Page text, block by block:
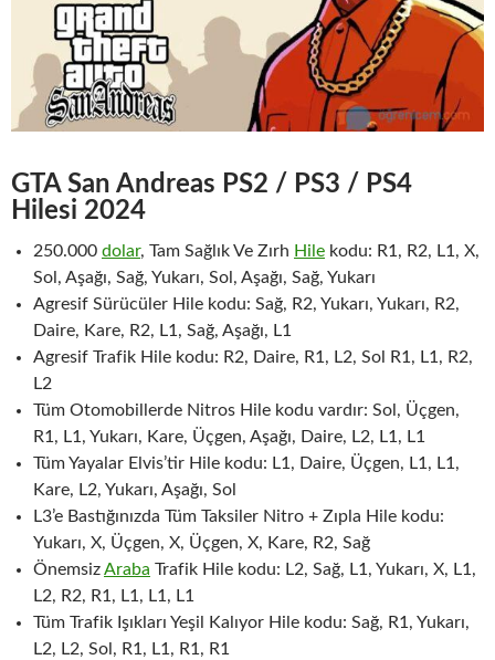
GTA San Andreas PS2 / PS3 / PS4
Hilesi 2024
250.000 dolar, Tam Sağlık Ve Zırh Hile kodu: R1, R2, L1, X,
Sol, Aşağı, Sağ, Yukarı, Sol, Aşağı, Sağ, Yukarı
Agresif Sürücüler Hile kodu: Sağ, R2, Yukarı, Yukarı, R2,
Daire, Kare, R2, L1, Sağ, Aşağı, L1
Agresif Trafik Hile kodu: R2, Daire, R1, L2, Sol R1, L1, R2,
L2
Tüm Otomobillerde Nitros Hile kodu vardır: Sol, Üçgen,
R1, L1, Yukarı, Kare, Üçgen, Aşağı, Daire, L2, L1, L1
Tüm Yayalar Elvis’tir Hile kodu: L1, Daire, Üçgen, L1, L1,
Kare, L2, Yukarı, Aşağı, Sol
L3’e Bastığınızda Tüm Taksiler Nitro + Zıpla Hile kodu:
Yukarı, X, Üçgen, X, Üçgen, X, Kare, R2, Sağ
ÖnemsizAraba Trafik Hile kodu: L2, Sağ, L1, Yukarı, X, L1,
L2, R2, R1, L1, L1, L1
Tüm Trafik Işıkları Yeşil Kalıyor Hile kodu: Sağ, R1, Yukarı,
L2, L2, Sol, R1, L1, R1, R1